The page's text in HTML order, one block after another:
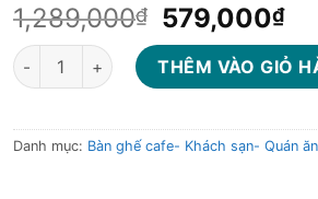
1,289,000₫
Giá
gốc
là:
1,289,000₫.
579,000₫Giá
tại
là:
Ghế quầy bar Hòa Phát SB03 số lượng
THÊM VÀO GIỎ
Danh mục: Bàn ghế cafe- Khách sạn- Quán ăn